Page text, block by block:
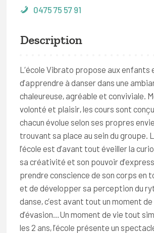
0475 75 57 91
Description
L’école Vibrato propose aux enfants
d’apprendre à danser dans une
chaleureuse, agréable et conviviale.
volonté et plaisir, les cours sont
chacun évolue selon ses propres
trouvant sa place au sein du
l’école est d’avant tout éveiller la
sa créativité et son pouvoir
prendre conscience de son corps en
et de développer sa perception du
danse, c’est avant tout un moment
d’évasion…Un moment de vie tout
les 2 ans, l’école présente un